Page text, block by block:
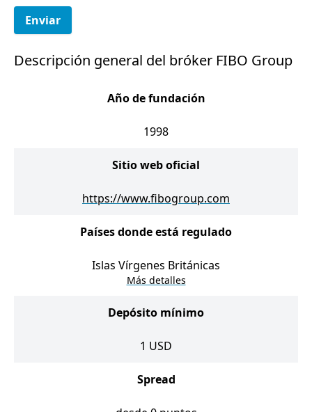
Enviar
Descripción general del bróker FIBO Group
Año de fundación
1998
Sitio web oficial
https://www.fibogroup.com
Países donde está regulado
Islas Vírgenes Británicas
Más detalles
Depósito mínimo
1 USD
Spread